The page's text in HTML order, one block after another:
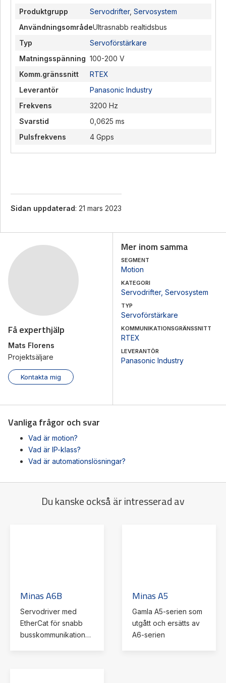
Få experthjälp
Mats Florens
Projektsäljare
Kontakta mig
Mer inom samma
SEGMENT
Motion
KATEGORI
Servodrifter, Servosystem
TYP
Servoförstärkare
KOMMUNIKATIONSGRÄNSSNITT
RTEX
LEVERANTÖR
Panasonic Industry
Vanliga frågor och svar
Vad är motion?
Vad är IP-klass?
Vad är automationslösningar?
Produktgrupp Servodrifter, Servosystem
AnvändningsområdeUltrasnabb realtidsbus
Typ
Servoförstärkare
Matningsspänning 100-200 V
Komm.gränssnitt
RTEX
Leverantör
Panasonic Industry
Frekvens
3200 Hz
Svarstid
0,0625 ms
Pulsfrekvens
4 Gpps
Sidan uppdaterad: 21 mars 2023
Du kanske också är intresserad av
Minas A6B
Servodriver med
EtherCat för snabb
busskommunikation
Minas A5
Gamla A5-serien som
utgått och ersätts av
A6-serien